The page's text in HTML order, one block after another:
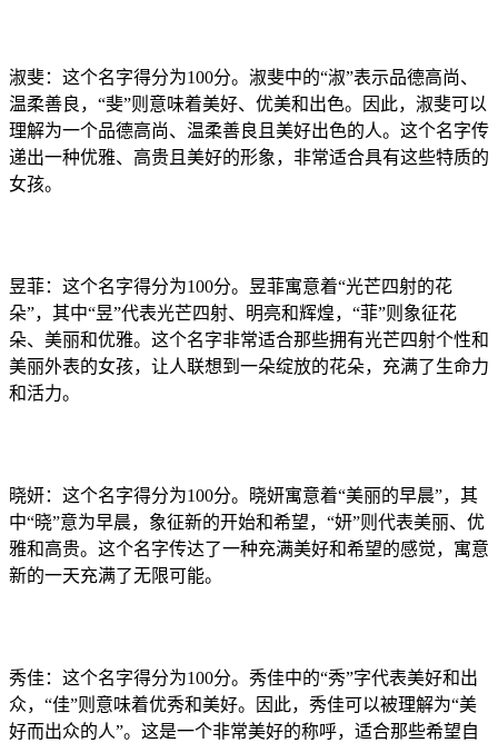
淑斐：这个名字得分为100分。淑斐中的“淑”表示品德高尚、
温柔善良，“斐”则意味着美好、优美和出色。因此，淑斐可以
理解为一个品德高尚、温柔善良且美好出色的人。这个名字传
递出一种优雅、高贵且美好的形象，非常适合具有这些特质的
女孩。
昱菲：这个名字得分为100分。昱菲寓意着“光芒四射的花
朵”，其中“昱”代表光芒四射、明亮和辉煌，“菲”则象征花
朵、美丽和优雅。这个名字非常适合那些拥有光芒四射个性和
美丽外表的女孩，让人联想到一朵绽放的花朵，充满了生命力
和活力。
晓妍：这个名字得分为100分。晓妍寓意着“美丽的早晨”，其
中“晓”意为早晨，象征新的开始和希望，“妍”则代表美丽、优
雅和高贵。这个名字传达了一种充满美好和希望的感觉，寓意
新的一天充满了无限可能。
秀佳：这个名字得分为100分。秀佳中的“秀”字代表美好和出
众，“佳”则意味着优秀和美好。因此，秀佳可以被理解为“美
好而出众的人”。这是一个非常美好的称呼，适合那些希望自